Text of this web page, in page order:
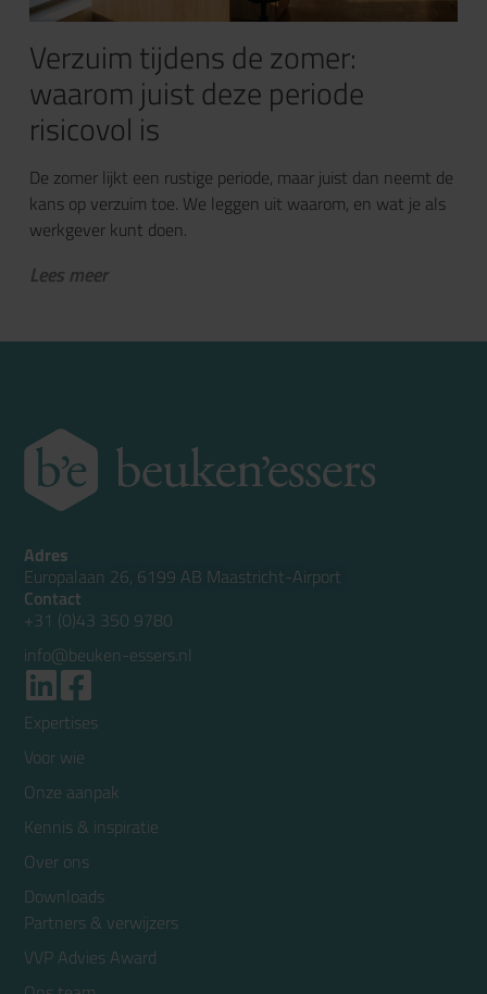
Verzuim tijdens de zomer:
waarom juist deze periode
risicovol is
De zomer lijkt een rustige periode, maar juist dan neemt de
kans op verzuim toe. We leggen uit waarom, en wat je als
werkgever kunt doen.
Lees meer
Adres
Europalaan 26, 6199 AB Maastricht-Airport
Contact
+31 (0)43 350 9780
info@beuken-essers.nl
Expertises
Voor wie
Onze aanpak
Kennis & inspiratie
Over ons
Downloads
Partners & verwijzers
VVP Advies Award